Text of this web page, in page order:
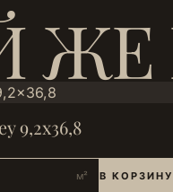
ЖЕ
9,2x36,8
м² В КОРЗИНУ